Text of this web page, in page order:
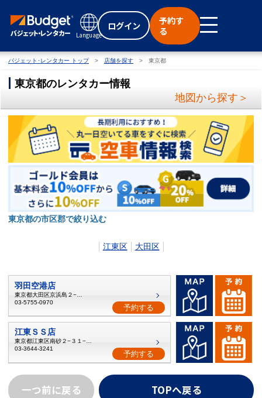
Language
ログイン
予約す
る
バジェット･レンタカー トップ 店舗を探す 東京都
東京都のレンタカー情報
地図から探す＞
東京都の市区郡で絞り込む
江東区 大田区
羽田空港店
03-5755-0970
予約する
江東ＳＳ店
東京都江東区南砂２−３１−１３
03-3644-3241
予約する
一つ前に戻る TOPへ戻る